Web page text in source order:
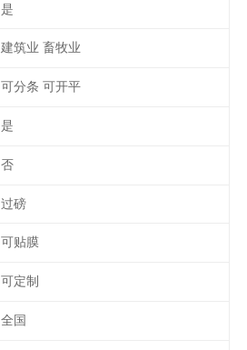
是
建筑业 畜牧业
可分条 可开平
是
否
过磅
可贴膜
可定制
全国